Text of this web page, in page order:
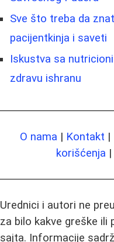
Sve što treba da
pacijentkinja i saveti
Iskustva sa
zdravu ishranu
O nama | Kontakt |
korišćenja |
Urednici i autori ne
za bilo kakve greške ili
sajta. Informacije